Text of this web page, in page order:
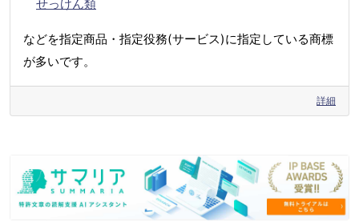
せっけん類
などを指定商品・指定役務(サービス)に指定している商標
が多いです。
詳細